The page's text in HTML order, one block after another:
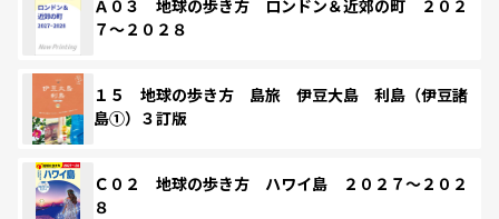
Ａ０３ 地球の歩き方 ロンドン＆近郊の町 ２０２
７～２０２８
１５ 地球の歩き方 島旅 伊豆大島 利島（伊豆諸
島①）３訂版
Ｃ０２ 地球の歩き方 ハワイ島 ２０２７～２０２
８